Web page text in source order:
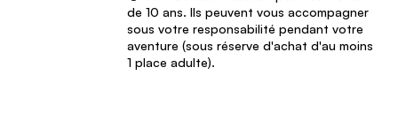
de 10 ans. Ils peuvent vous accompagner
sous votre responsabilité pendant votre
aventure (sous réserve d'achat d'au moins
1 place adulte).